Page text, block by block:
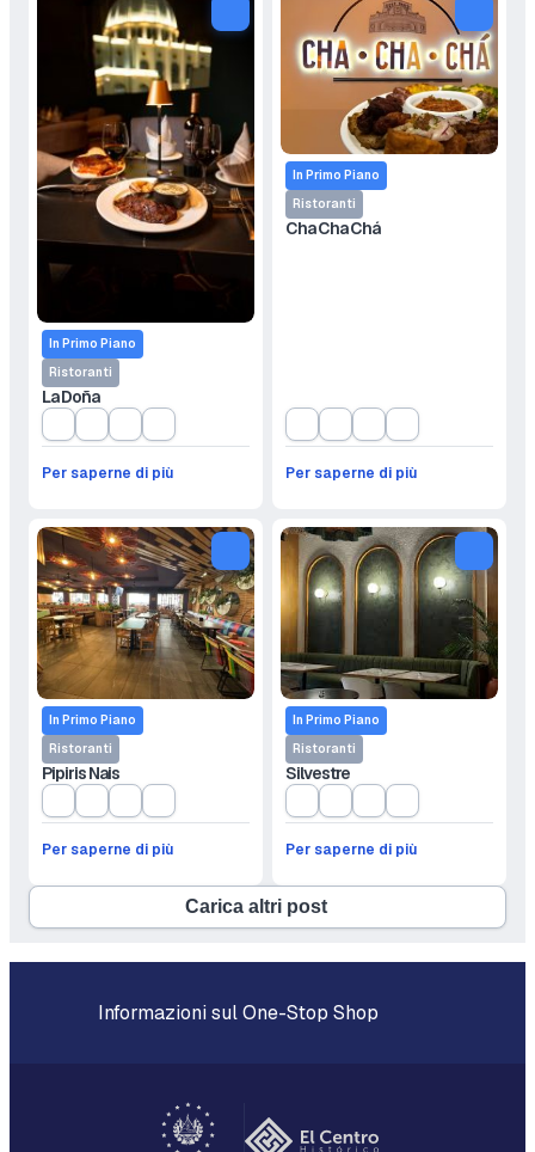
In Primo Piano
Ristoranti
La Doña
Per saperne di più
In Primo Piano
Ristoranti
Cha Cha Chá
Per saperne di più
In Primo Piano
Ristoranti
Pipiris Nais
Per saperne di più
In Primo Piano
Ristoranti
Silvestre
Per saperne di più
Carica altri post
Informazioni sul One-Stop Shop